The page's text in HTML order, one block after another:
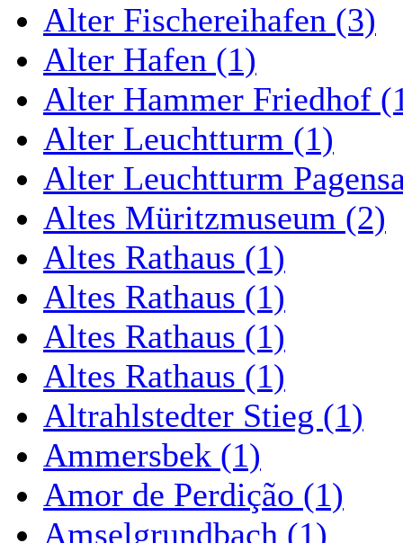
Alter Fischereihafen (3)
Alter Hafen (1)
Alter Hammer Friedhof
Alter Leuchtturm (1)
Alter Leuchtturm
Altes Müritzmuseum (2)
Altes Rathaus (1)
Altes Rathaus (1)
Altes Rathaus (1)
Altes Rathaus (1)
Altrahlstedter Stieg (1)
Ammersbek (1)
Amor de Perdição (1)
Amselgrundbach (1)